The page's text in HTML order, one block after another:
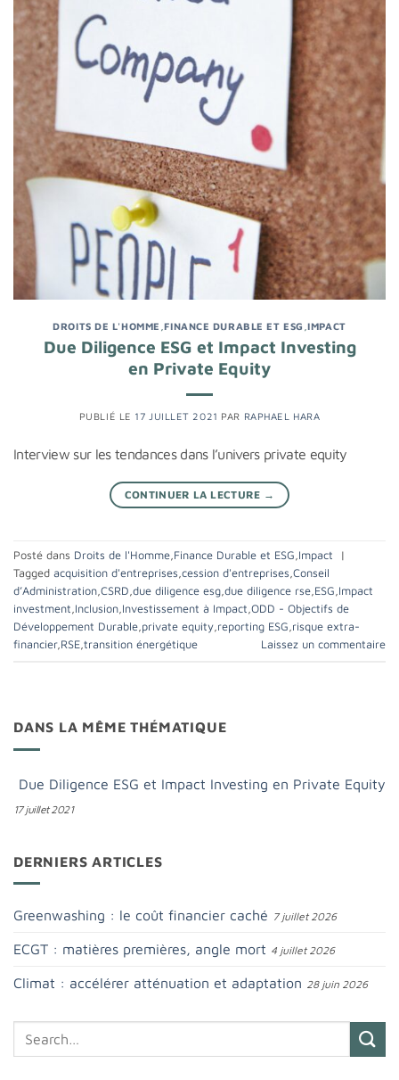
DROITS DE L'HOMME ,FINANCE DURABLE ET ESG ,IMPACT
Due Diligence ESG et Impact Investing
en Private Equity
PUBLIÉ LE 17 JUILLET 2021 PAR RAPHAEL HARA
Interview sur les tendances dans l’univers private equity
CONTINUER LA LECTURE →
Posté dans Droits de l'Homme,Finance Durable et ESG,Impact
|
Tagged acquisition d'entreprises,cession d'entreprises,Conseil
d’Administration,CSRD,due diligence esg,due diligence rse,ESG,Impact
investment,Inclusion,Investissement à Impact,ODD - Objectifs de
Développement Durable,private equity,reporting ESG,risque extra-
financier,RSE,transition énergétique Laissez un commentaire
DANS LA MÊME THÉMATIQUE
Due Diligence ESG et Impact Investing en Private Equity
17 juillet 2021
DERNIERS ARTICLES
Greenwashing : le coût financier caché 7 juillet 2026
ECGT : matières premières, angle mort 4 juillet 2026
Climat : accélérer atténuation et adaptation 28 juin 2026